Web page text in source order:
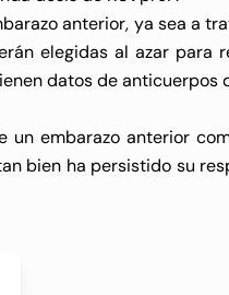
anterior, ya sea a
elegidas al azar para
datos de anticuerpos
un embarazo anterior
bien ha persistido su